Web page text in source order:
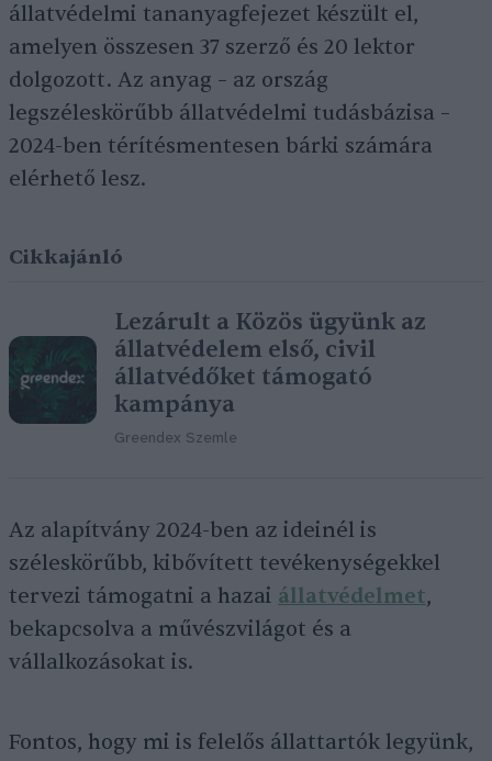
állatvédelmi tananyagfejezet készült el,
amelyen összesen 37 szerző és 20 lektor
dolgozott. Az anyag – az ország
legszéleskörűbb állatvédelmi tudásbázisa –
2024-ben térítésmentesen bárki számára
elérhető lesz.
Cikkajánló
Lezárult a Közös ügyünk az
állatvédelem első, civil
állatvédőket támogató
kampánya
Greendex Szemle
Az alapítvány 2024-ben az ideinél is
széleskörűbb, kibővített tevékenységekkel
tervezi támogatni a hazai állatvédelmet,
bekapcsolva a művészvilágot és a
vállalkozásokat is.
Fontos, hogy mi is felelős állattartók legyünk,